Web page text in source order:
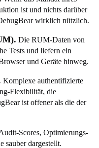
ist und nichts darüber
wirklich nützlich.
Die RUM-Daten von
Tests und liefern ein
und Geräte hinweg.
Komplexe authentifizierte
Flexibilität, die
ist offener als die der
Scores, Optimierungs-
sauber dargestellt.